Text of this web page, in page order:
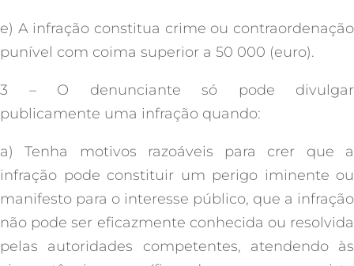
e) A infração constitua crime ou contraordenação
punível com coima superior a 50 000 (euro).
3 – O denunciante só pode divulgar
publicamente uma infração quando:
a) Tenha motivos razoáveis para crer que a
infração pode constituir um perigo iminente ou
manifesto para o interesse público, que a infração
não pode ser eficazmente conhecida ou resolvida
pelas autoridades competentes, atendendo às